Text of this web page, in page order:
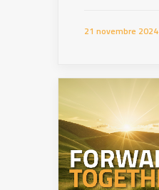
21 novembre 2024